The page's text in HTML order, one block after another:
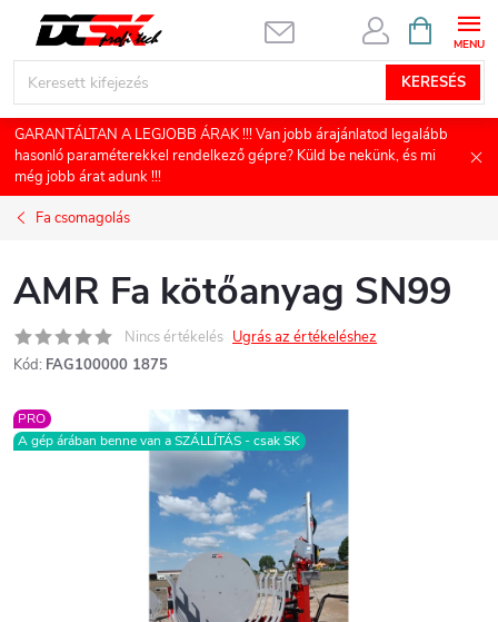
KERESÉS
KOSÁR
GARANTÁLTAN A LEGJOBB ÁRAK !!! Van jobb árajánlatod legalább
hasonló paraméterekkel rendelkező gépre? Küld be nekünk, és mi
még jobb árat adunk !!!
Fa csomagolás
AMR Fa kötőanyag SN99
Nincs értékelés Ugrás az értékeléshez
Kód: FAG100000 1875
PRO
A gép árában benne van a SZÁLLÍTÁS - csak SK